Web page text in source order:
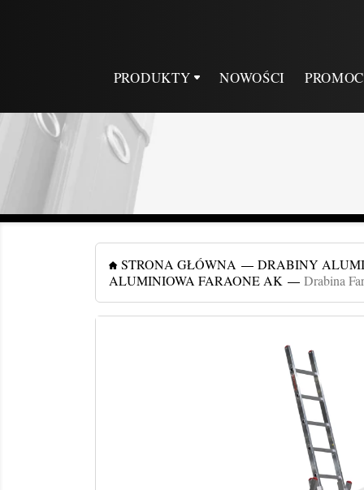
PRODUKTY NOWOŚCI
STRONA GŁÓWNA
DRABINY
ALUMINIOWA FARAONE AK
Drabina